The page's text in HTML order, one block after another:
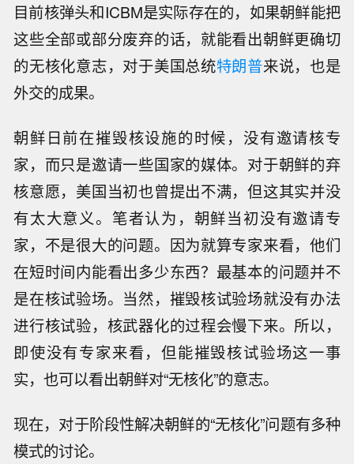
目前核弹头和ICBM是实际存在的，如果朝鲜能把
这些全部或部分废弃的话，就能看出朝鲜更确切
的无核化意志，对于美国总统特朗普来说，也是
外交的成果。
朝鲜日前在摧毁核设施的时候，没有邀请核专
家，而只是邀请一些国家的媒体。对于朝鲜的弃
核意愿，美国当初也曾提出不满，但这其实并没
有太大意义。笔者认为，朝鲜当初没有邀请专
家，不是很大的问题。因为就算专家来看，他们
在短时间内能看出多少东西？最基本的问题并不
是在核试验场。当然，摧毁核试验场就没有办法
进行核试验，核武器化的过程会慢下来。所以，
即使没有专家来看，但能摧毁核试验场这一事
实，也可以看出朝鲜对“无核化”的意志。
现在，对于阶段性解决朝鲜的“无核化”问题有多种
模式的讨论。